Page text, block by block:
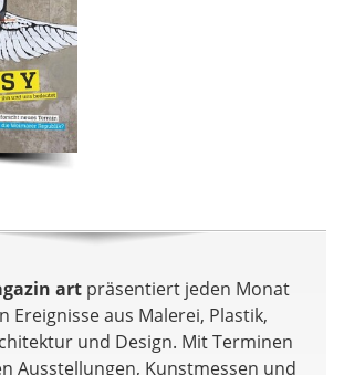
art präsentiert jeden Monat
Ereignisse aus Malerei, Plastik,
und Design. Mit Terminen
Ausstellungen, Kunstmessen und